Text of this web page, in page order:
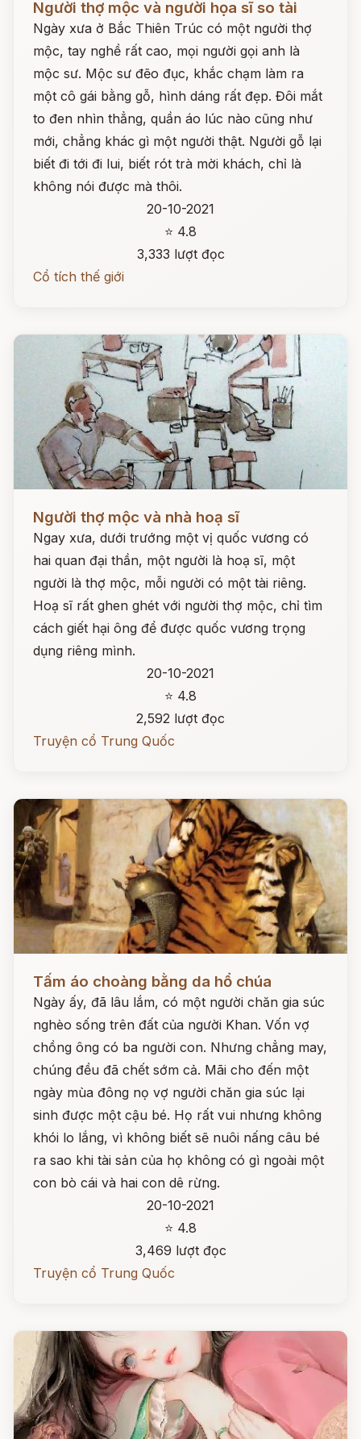
Người thợ mộc và người họa sĩ so tài
Ngày xưa ở Bắc Thiên Trúc có một người thợ
mộc, tay nghề rất cao, mọi người gọi anh là
mộc sư. Mộc sư đẽo đục, khắc chạm làm ra
một cô gái bằng gỗ, hình dáng rất đẹp. Đôi mắt
to đen nhìn thẳng, quần áo lúc nào cũng như
mới, chẳng khác gì một người thật. Người gỗ lại
biết đi tới đi lui, biết rót trà mời khách, chỉ là
không nói được mà thôi.
20-10-2021
⭐ 4.8
3,333 lượt đọc
Cổ tích thế giới
Người thợ mộc và nhà hoạ sĩ
Ngay xưa, dưới trướng một vị quốc vương có
hai quan đại thần, một người là hoạ sĩ, một
người là thợ mộc, mỗi người có một tài riêng.
Hoạ sĩ rất ghen ghét với người thợ mộc, chỉ tìm
cách giết hại ông để được quốc vương trọng
dụng riêng mình.
20-10-2021
⭐ 4.8
2,592 lượt đọc
Truyện cổ Trung Quốc
Đọc ngay
Tấm áo choàng bằng da hổ chúa
Ngày ấy, đã lâu lắm, có một người chăn gia súc
nghèo sống trên đất của người Khan. Vốn vợ
chồng ông có ba người con. Nhưng chẳng may,
chúng đều đã chết sớm cả. Mãi cho đến một
ngày mùa đông nọ vợ người chăn gia súc lại
sinh được một cậu bé. Họ rất vui nhưng không
khói lo lắng, vì không biết sẽ nuôi nấng câu bé
ra sao khi tài sản của họ không có gì ngoài một
con bò cái và hai con dê rừng.
20-10-2021
⭐ 4.8
3,469 lượt đọc
Truyện cổ Trung Quốc